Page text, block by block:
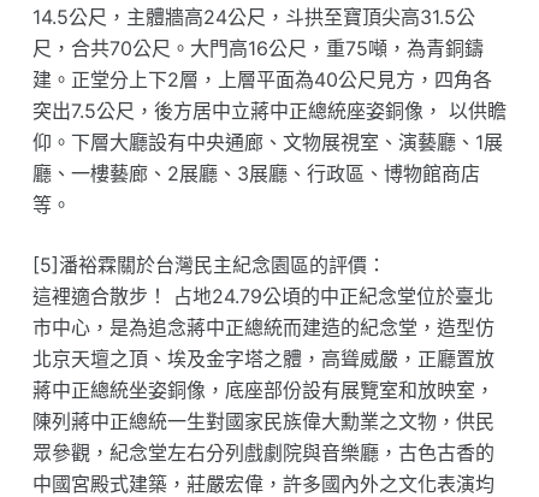
14.5公尺，主體牆高24公尺，斗拱至寶頂尖高31.5公
尺，合共70公尺。大門高16公尺，重75噸，為青銅鑄
建。正堂分上下2層，上層平面為40公尺見方，四角各
突出7.5公尺，後方居中立蔣中正總統座姿銅像， 以供瞻
仰。下層大廳設有中央通廊、文物展視室、演藝廳、1展
廳、一樓藝廊、2展廳、3展廳、行政區、博物館商店
等。
[5]潘裕霖關於台灣民主紀念園區的評價：
這裡適合散步！ 占地24.79公頃的中正紀念堂位於臺北
市中心，是為追念蔣中正總統而建造的紀念堂，造型仿
北京天壇之頂、埃及金字塔之體，高聳威嚴，正廳置放
蔣中正總統坐姿銅像，底座部份設有展覽室和放映室，
陳列蔣中正總統一生對國家民族偉大勳業之文物，供民
眾參觀，紀念堂左右分列戲劇院與音樂廳，古色古香的
中國宮殿式建築，莊嚴宏偉，許多國內外之文化表演均